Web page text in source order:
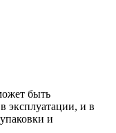
быть
эксплуатации, и в
и